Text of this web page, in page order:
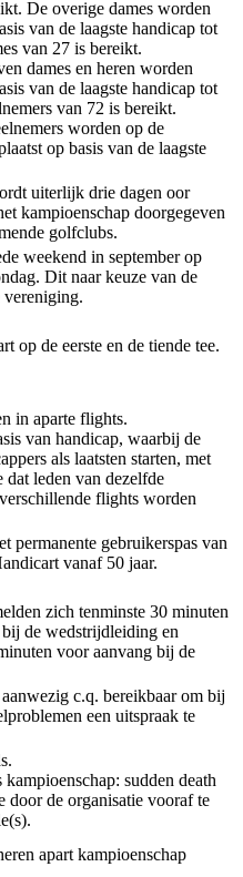
De overige dames worden
van de laagste handicap tot
van 27 is bereikt.
dames en heren worden
van de laagste handicap tot
van 72 is bereikt.
worden op de
op basis van de laagste
uiterlijk drie dagen oor
kampioenschap doorgegeven
golfclubs.
weekend in september op
Dit naar keuze van de
vereniging.
op de eerste en de tiende tee.
in aparte flights.
van handicap, waarbij de
als laatsten starten, met
dat leden van dezelfde
flights worden
permanente gebruikerspas van
vanaf 50 jaar.
zich tenminste 30 minuten
de wedstrijdleiding en
voor aanvang bij de
c.q. bereikbaar om bij
een uitspraak te
kampioenschap: sudden death
door de organisatie vooraf te
apart kampioenschap